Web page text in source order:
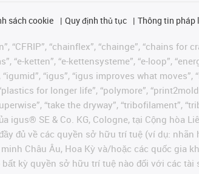
sách cookie Quy định thủ tục Thông tin pháp
“CFRIP”, “chainflex”, “chainge”, “chains for
“e-ketten”, “e-kettensysteme”, “e-loop”,
“igumid”, “igus”, “igus improves what
for longer life”, “polymore”,
“take the dryway”, “tribofilament”,
igus® SE & Co. KG, Cologne, tại Cộng
đủ về các quyền sở hữu trí tuệ (ví dụ:
Châu Âu, Hoa Kỳ và/hoặc các quốc gia
kỳ quyền sở hữu trí tuệ nào đối với các tài